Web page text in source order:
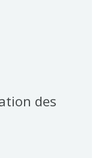
des